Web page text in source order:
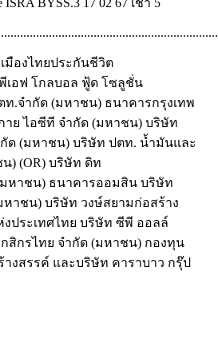
มืองไทยประกันชีวิต
เอฟ โกลบอล ฟู้ด โซลูชั่น
.จำกัด (มหาชน) ธนาคารกรุงเทพ
ย ไอซีที จำกัด (มหาชน) บริษัท
ด (มหาชน) บริษัท ปตท. น้ำมันและ
) (OR) บริษัท ดิท
มหาชน) ธนาคารออมสิน บริษัท
หาชน) บริษัท วงษ์สยามก่อสร้าง
ประเทศไทย บริษัท ซีพี ออลล์
สิกรไทย จำกัด (มหาชน) กองทุน
งสรรค์ และบริษัท คาราบาว กรุ๊ป